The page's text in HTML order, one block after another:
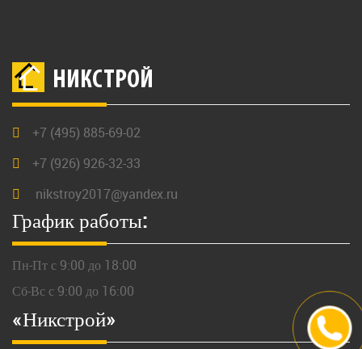
НИКСТРОЙ
+7 (495) 885-69-02
+7 (926) 926-32-33
nikstroy2017@yandex.ru
График работы:
Пн-Пт с 9:00 до 18:00
Сб-Вс с 9:00 до 16:00
«Никстрой»